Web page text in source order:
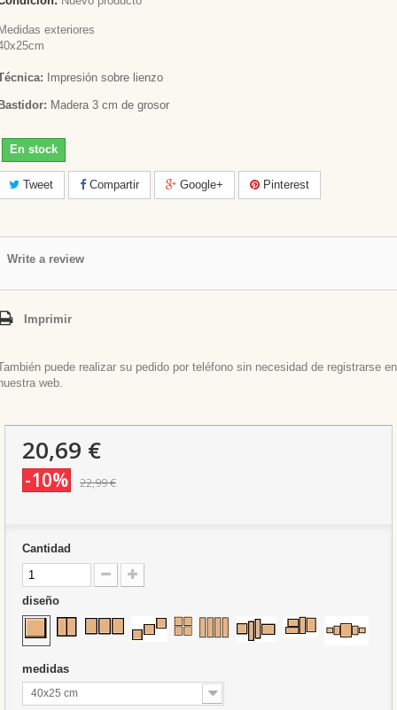
exteriores
Impresión sobre lienzo
Madera 3 cm de grosor
En stock
Tweet Compartir Google+ Pinterest
Write a review
Imprimir
puede realizar su pedido por teléfono sin necesidad de registrarse en
web.
20,69 €
-10% 22,99 €
Cantidad
diseño
medidas
40x25 cm